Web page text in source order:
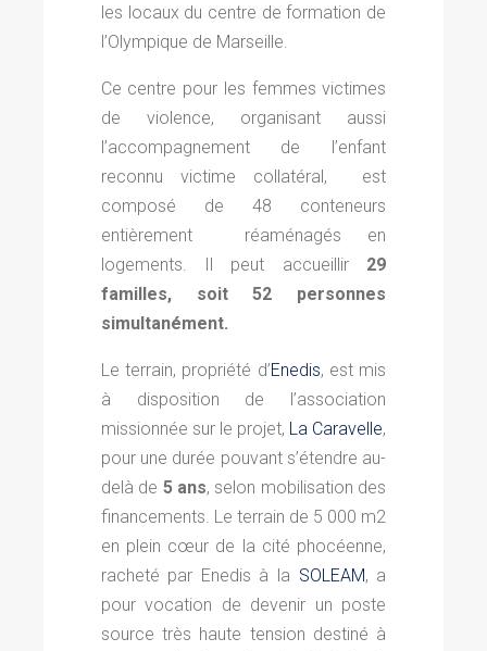
les locaux du centre de formation de
l’Olympique de Marseille.
Ce centre pour les femmes victimes
de violence, organisant aussi
l’accompagnement de l’enfant
reconnu victime collatéral, est
composé de 48 conteneurs
entièrement réaménagés en
logements. Il peut accueillir 29
familles, soit 52 personnes
simultanément.
Le terrain, propriété d’Enedis, est mis
à disposition de l’association
missionnée sur le projet, La Caravelle,
pour une durée pouvant s’étendre au-
delà de 5 ans, selon mobilisation des
financements. Le terrain de 5 000 m2
en plein cœur de la cité phocéenne,
racheté par Enedis à la SOLEAM, a
pour vocation de devenir un poste
source très haute tension destiné à